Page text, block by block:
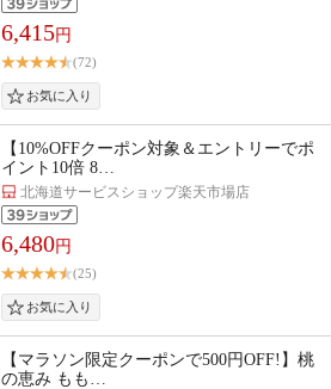
6,415円
(72)
【10%OFFクーポン対象＆エントリーでポ
イント10倍 8…
北海道サービスショップ楽天市場店
6,480円
(25)
【マラソン限定クーポンで500円OFF!】桃
の恵み もも…